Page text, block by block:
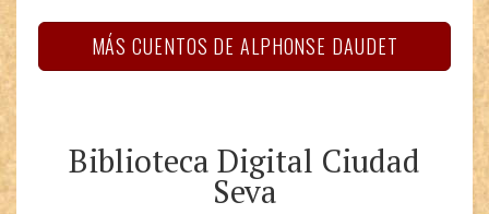
MÁS CUENTOS DE ALPHONSE DAUDET
Biblioteca Digital Ciudad
Seva